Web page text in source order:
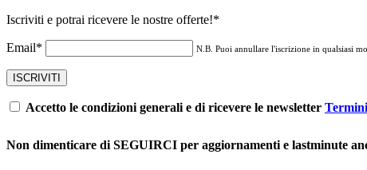
Iscriviti e potrai ricevere le nostre offerte!*
Email* N.B. Puoi annullare l'iscrizione in qualsiasi
Accetto le condizioni generali e di ricevere le newsletter
Non dimenticare di SEGUIRCI per aggiornamenti e lastminute